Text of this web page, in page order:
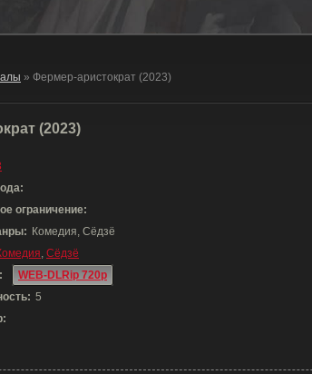
» Фермер-аристократ (2023)
(2023)
ограничение:
Комедия, Сёдзё
, Сёдзё
WEB-DLRip 720p
5